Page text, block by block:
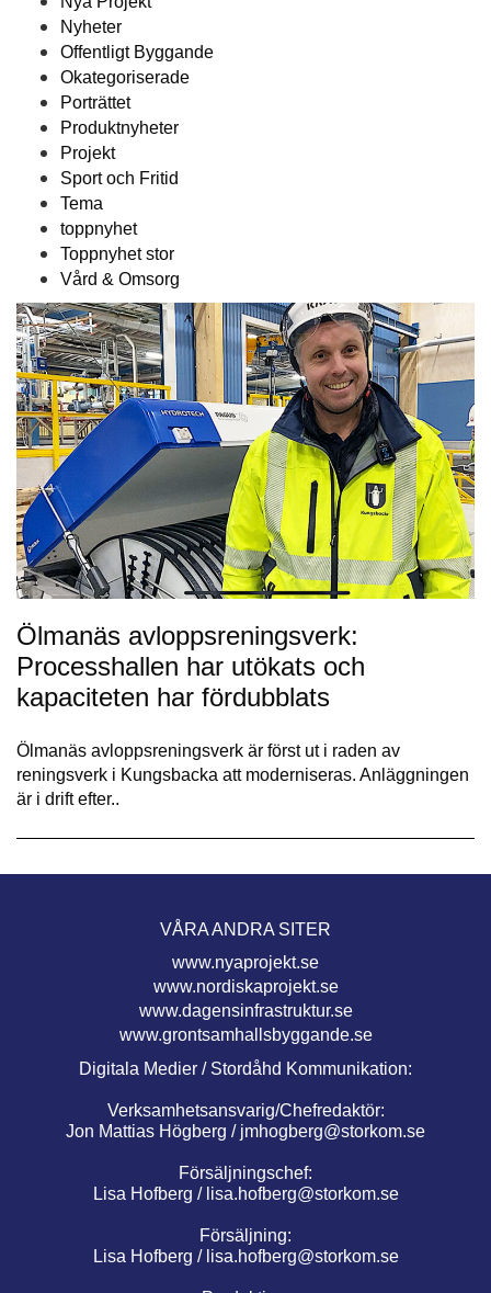
Nyheter
Offentligt Byggande
Okategoriserade
Porträttet
Produktnyheter
Projekt
Sport och Fritid
Tema
toppnyhet
Toppnyhet stor
Vård & Omsorg
Ölmanäs avloppsreningsverk:
Processhallen har utökats och
kapaciteten har fördubblats
Ölmanäs avloppsreningsverk är först ut i raden av
reningsverk i Kungsbacka att moderniseras. Anläggningen
är i drift efter..
VÅRA ANDRA SITER
www.nyaprojekt.se
www.nordiskaprojekt.se
www.dagensinfrastruktur.se
www.grontsamhallsbyggande.se
Digitala Medier / Stordåhd Kommunikation:
Verksamhetsansvarig/Chefredaktör:
Jon Mattias Högberg / jmhogberg@storkom.se
Försäljningschef:
Lisa Hofberg / lisa.hofberg@storkom.se
Försäljning:
Lisa Hofberg / lisa.hofberg@storkom.se